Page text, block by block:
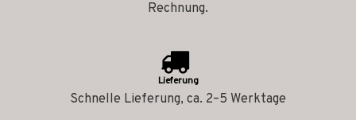
Rechnung.
Lieferung
Schnelle Lieferung, ca. 2–5 Werktage